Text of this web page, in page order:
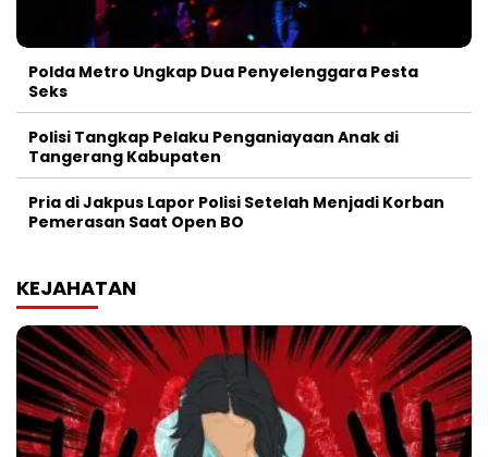
Polda Metro Ungkap Dua Penyelenggara Pesta
Seks
Polisi Tangkap Pelaku Penganiayaan Anak di
Tangerang Kabupaten
Pria di Jakpus Lapor Polisi Setelah Menjadi Korban
Pemerasan Saat Open BO
KEJAHATAN